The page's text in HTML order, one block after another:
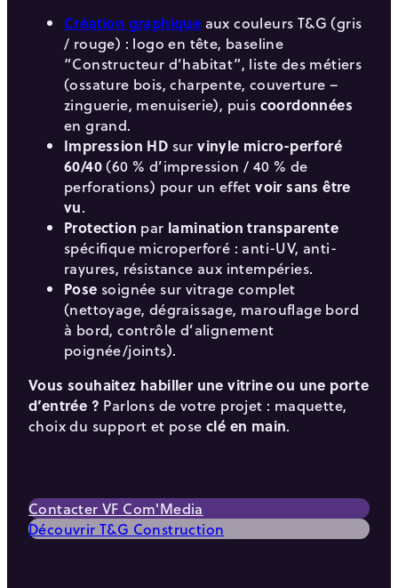
Création graphique aux couleurs T&G (gris
/ rouge) : logo en tête, baseline
“Constructeur d’habitat”, liste des métiers
(ossature bois, charpente, couverture –
zinguerie, menuiserie), puis coordonnées
en grand.
Impression HD survinyle micro-perforé
60/40(60 % d’impression / 40 % de
perforations) pour un effetvoir sans être
vu.
Protection par lamination transparente
spécifique microperforé : anti-UV, anti-
rayures, résistance aux intempéries.
Pose soignée sur vitrage complet
(nettoyage, dégraissage, marouflage bord
à bord, contrôle d’alignement
poignée/joints).
Vous souhaitez habiller une vitrine ou une porte
d’entrée ? Parlons de votre projet : maquette,
choix du support et pose clé en main.
Contacter VF Com'Media
Découvrir T&G Construction